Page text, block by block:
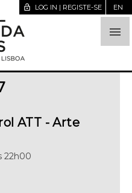

lock_open LOG IN | REGISTE-SE EN
ATT - Arte
22h00